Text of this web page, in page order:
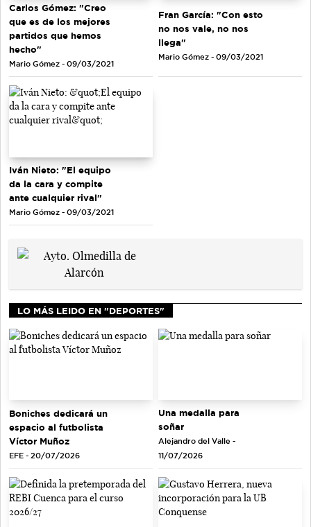
Carlos Gómez: "Creo
que es de los mejores
partidos que hemos
hecho"
Mario Gómez - 09/03/2021
Fran García: "Con esto
no nos vale, no nos
llega"
Mario Gómez - 09/03/2021
Iván Nieto: "El equipo
da la cara y compite
ante cualquier rival"
Mario Gómez - 09/03/2021
LO MÁS LEIDO EN "DEPORTES"
Boniches dedicará un
espacio al futbolista
Víctor Muñoz
EFE - 20/07/2026
Una medalla para
soñar
Alejandro del Valle -
11/07/2026